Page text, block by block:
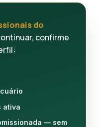
do
confirme
ativa
— sem